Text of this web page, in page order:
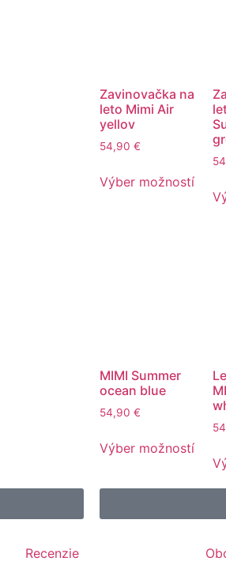
Zavinovačka na
leto Mimi Air
yellov
54,90 €
Výber možností
MIMI Summer
ocean blue
54,90 €
Výber možností
Recenzie